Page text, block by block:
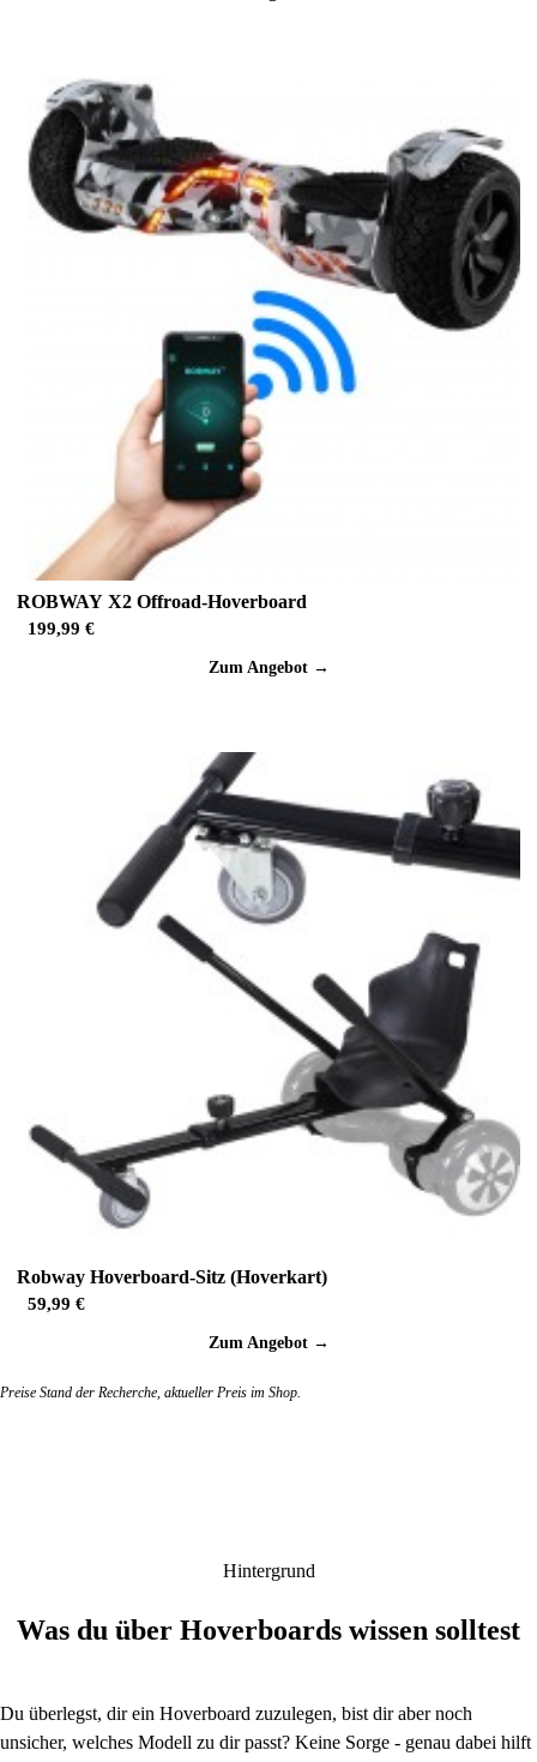
ROBWAY X2 Offroad-Hoverboard
199,99 €
Zum Angebot →
Robway Hoverboard-Sitz (Hoverkart)
59,99 €
Zum Angebot →
Preise Stand der Recherche, aktueller Preis im Shop.
Hintergrund
Was du über Hoverboards wissen solltest
Du überlegst, dir ein Hoverboard zuzulegen, bist dir aber noch
unsicher, welches Modell zu dir passt? Keine Sorge - genau dabei hilft